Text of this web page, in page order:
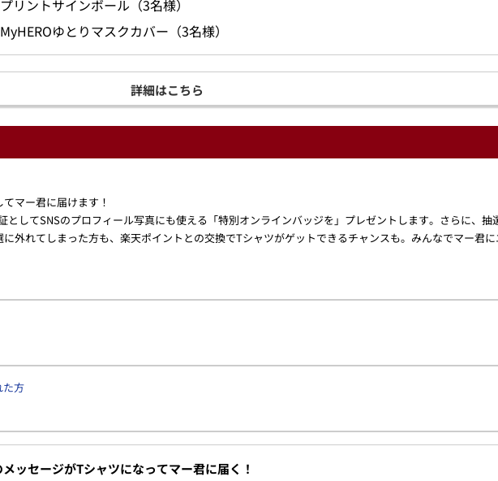
プリントサインボール（3名様）
MyHEROゆとりマスクカバー（3名様）
詳細はこちら